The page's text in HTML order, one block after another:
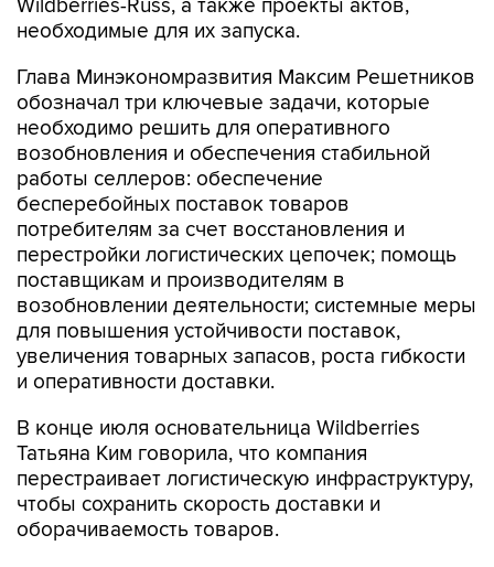
Глава Минэкономразвития Максим Решетников
необходимо решить для оперативного
возобновления и обеспечения стабильной
работы селлеров: обеспечение
бесперебойных поставок товаров
потребителям за счет восстановления и
перестройки логистических цепочек; помощь
поставщикам и производителям в
возобновлении деятельности; системные меры
для повышения устойчивости поставок,
увеличения товарных запасов, роста гибкости
и оперативности доставки.
В конце июля основательница Wildberries
перестраивает логистическую инфраструктуру,
чтобы сохранить скорость доставки и
оборачиваемость товаров.
Также она указывала, что террористические